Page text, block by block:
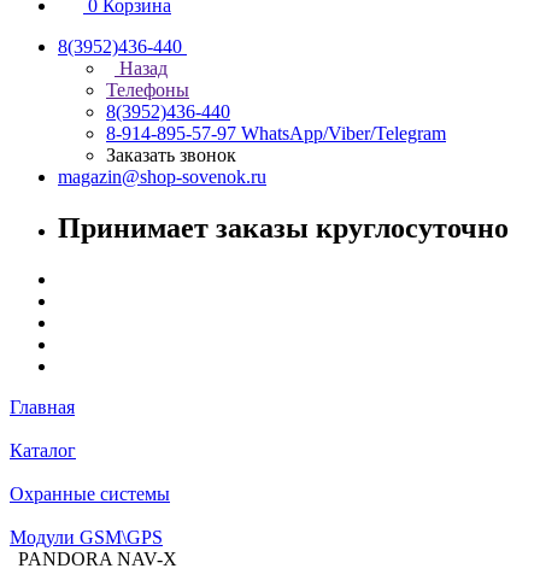
0 Корзина
8(3952)436-440
Назад
Телефоны
8(3952)436-440
8-914-895-57-97 WhatsApp/Viber/Telegram
Заказать звонок
magazin@shop-sovenok.ru
Принимает заказы круглосуточно
Главная
Каталог
Охранные системы
Модули GSM\GPS
PANDORA NAV-X